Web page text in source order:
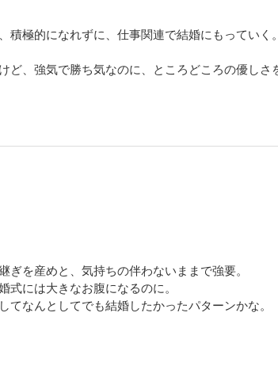
積極的になれずに、仕事関連で結婚にもってい
ど、強気で勝ち気なのに、ところどころの優し
ぎを産めと、気持ちの伴わないままで強要。
には大きなお腹になるのに。
てなんとしてでも結婚したかったパターンかな。